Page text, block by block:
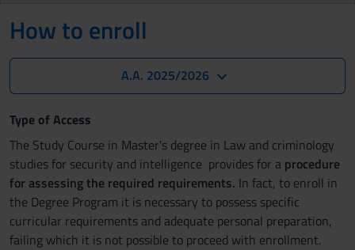
How to enroll
A.A. 2025/2026
Type of Access
The Study Course in Master's degree in Law and criminology
studies for security and intelligence provides for a procedure
for assessing the required requirements. In fact, to enroll in
the Degree Program it is necessary to possess specific
curricular requirements and adequate personal preparation,
failing which it is not possible to proceed with enrollment.